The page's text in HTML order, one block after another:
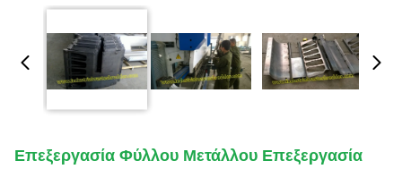
Επεξεργασία Φύλλου Μετάλλου Επεξεργασία